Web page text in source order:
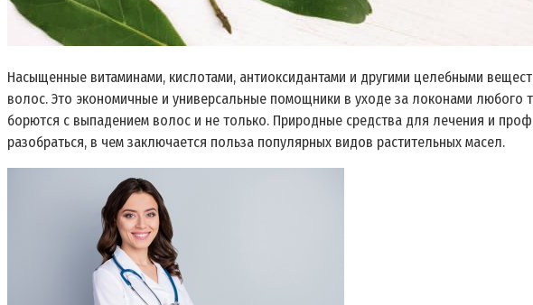
Насыщенные витаминами, кислотами, антиоксидантами и другими целебными
волос. Это экономичные и универсальные помощники в уходе за локонами любого
борются с выпадением волос и не только. Природные средства для лечения и
разобраться, в чем заключается польза популярных видов растительных масел.